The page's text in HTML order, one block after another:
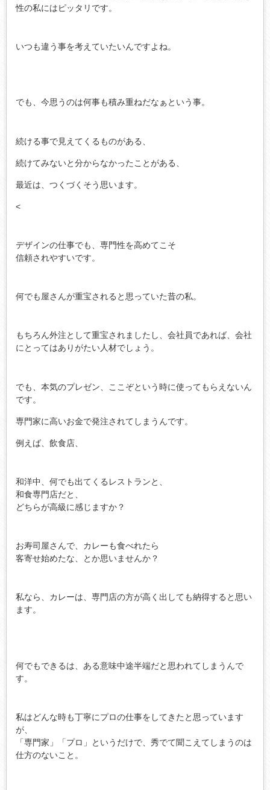
性の私にはピッタリです。
いつも違う事を考えていたいんですよね。
でも、今思うのは何事も積み重ねだなぁという事。
続ける事で見えてくるものがある、
続けてみないと分からなかったことがある、
最近は、つくづくそう思います。
<
デザインの仕事でも、専門性を高めてこそ
信頼されやすいです。
何でも屋さんが重宝されると思っていた昔の私。
もちろん外注として重宝されましたし、会社員であれば、会社
にとってはありがたい人材でしょう。
でも、本気のプレゼン、ここぞという時に使ってもらえないん
です。
専門家に高いお金で発注されてしまうんです。
例えば、飲食店、
和洋中、何でも出てくるレストランと、
和食専門店だと、
どちらが高級に感じますか？
お寿司屋さんで、カレーも食べれたら
客寄せ始めたな、とか思いませんか？
私なら、カレーは、専門店の方が高く出しても納得すると思い
ます。
何でもできるは、ある意味中途半端だと思われてしまうんで
す。
私はどんな時も丁寧にプロの仕事をしてきたと思っています
が、
「専門家」「プロ」というだけで、秀でて聞こえてしまうのは
仕方のないこと。